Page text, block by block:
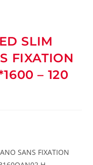
SLIM
FIXATION
– 120
SANS FIXATION